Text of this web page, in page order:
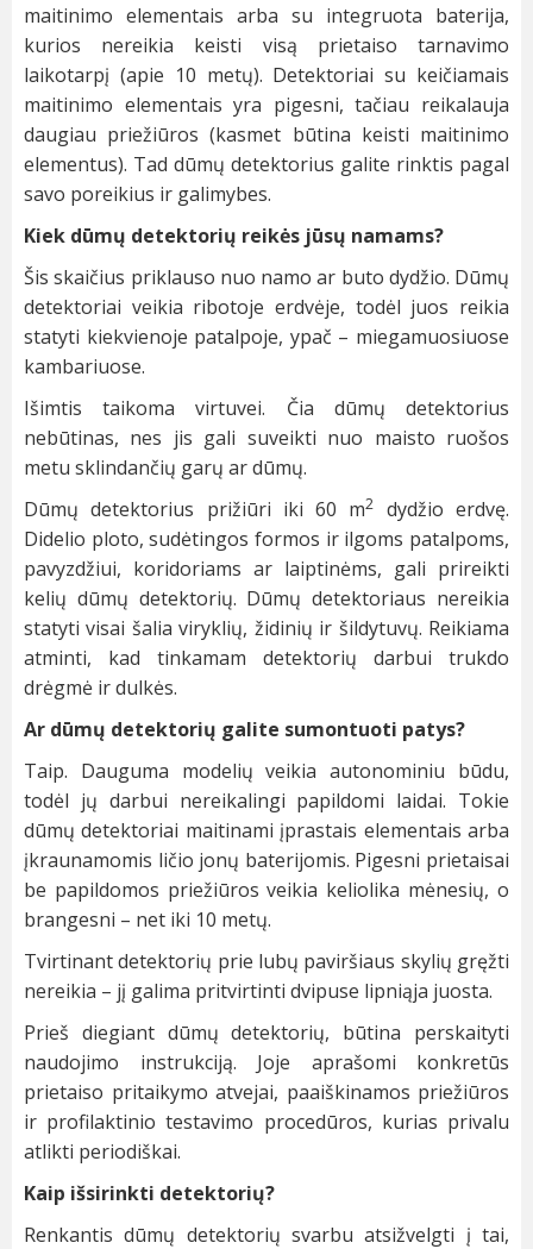
maitinimo elementais arba su integruota baterija,
kurios nereikia keisti visą prietaiso tarnavimo
laikotarpį (apie 10 metų). Detektoriai su keičiamais
maitinimo elementais yra pigesni, tačiau reikalauja
daugiau priežiūros (kasmet būtina keisti maitinimo
elementus). Tad dūmų detektorius galite rinktis pagal
savo poreikius ir galimybes.
Kiek dūmų detektorių reikės jūsų namams?
Šis skaičius priklauso nuo namo ar buto dydžio. Dūmų
detektoriai veikia ribotoje erdvėje, todėl juos reikia
statyti kiekvienoje patalpoje, ypač – miegamuosiuose
kambariuose.
Išimtis taikoma virtuvei. Čia dūmų detektorius
nebūtinas, nes jis gali suveikti nuo maisto ruošos
metu sklindančių garų ar dūmų.
Dūmų detektorius prižiūri iki 60 m2
dydžio erdvę.
Didelio ploto, sudėtingos formos ir ilgoms patalpoms,
pavyzdžiui, koridoriams ar laiptinėms, gali prireikti
kelių dūmų detektorių. Dūmų detektoriaus nereikia
statyti visai šalia viryklių, židinių ir šildytuvų. Reikiama
atminti, kad tinkamam detektorių darbui trukdo
drėgmė ir dulkės.
Ar dūmų detektorių galite sumontuoti patys?
Taip. Dauguma modelių veikia autonominiu būdu,
todėl jų darbui nereikalingi papildomi laidai. Tokie
dūmų detektoriai maitinami įprastais elementais arba
įkraunamomis ličio jonų baterijomis. Pigesni prietaisai
be papildomos priežiūros veikia keliolika mėnesių, o
brangesni – net iki 10 metų.
Tvirtinant detektorių prie lubų paviršiaus skylių gręžti
nereikia – jį galima pritvirtinti dvipuse lipniąja juosta.
Prieš diegiant dūmų detektorių, būtina perskaityti
naudojimo instrukciją. Joje aprašomi konkretūs
prietaiso pritaikymo atvejai, paaiškinamos priežiūros
ir profilaktinio testavimo procedūros, kurias privalu
atlikti periodiškai.
Kaip išsirinkti detektorių?
Renkantis dūmų detektorių svarbu atsižvelgti į tai,